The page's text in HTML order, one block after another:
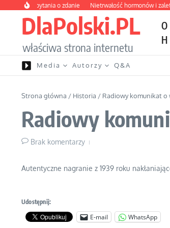
Przejdź do treści
bez pytania o zdanie Nietrwałość hormonów i zalety
DlaPolski.PL
właściwa strona internetu
Media Autorzy Q&A
Strona główna / Historia / Radiowy komunikat o
Radiowy
Brak komentarzy
Autentyczne nagranie z 1939 roku
Udostępnij:
E-mail WhatsApp